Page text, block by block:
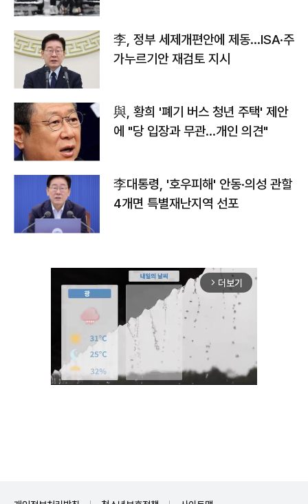
李, 정부 세제개편안에 제동…ISA·주
가누르기안 재검토 지시
與, 황희 '폐기 버스 청년 주택' 제안
에 "당 입장과 무관…개인 의견"
李대통령, '호우피해' 안동·의성 관할
4개면 특별재난지역 선포
arrow_forward_ios 더보기